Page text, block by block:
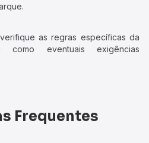
as regras específicas da
como eventuais exigências
Frequentes